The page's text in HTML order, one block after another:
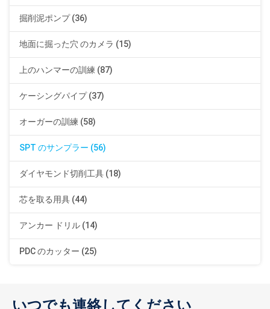
掘削泥ポンプ (36)
地面に掘った穴 のカメラ (15)
上のハンマーの訓練 (87)
ケーシングパイプ (37)
オーガーの訓練 (58)
SPT のサンプラー (56)
ダイヤモンド切削工具 (18)
芯を取る用具 (44)
アンカー ドリル (14)
PDC のカッター (25)
いつでも連絡してください